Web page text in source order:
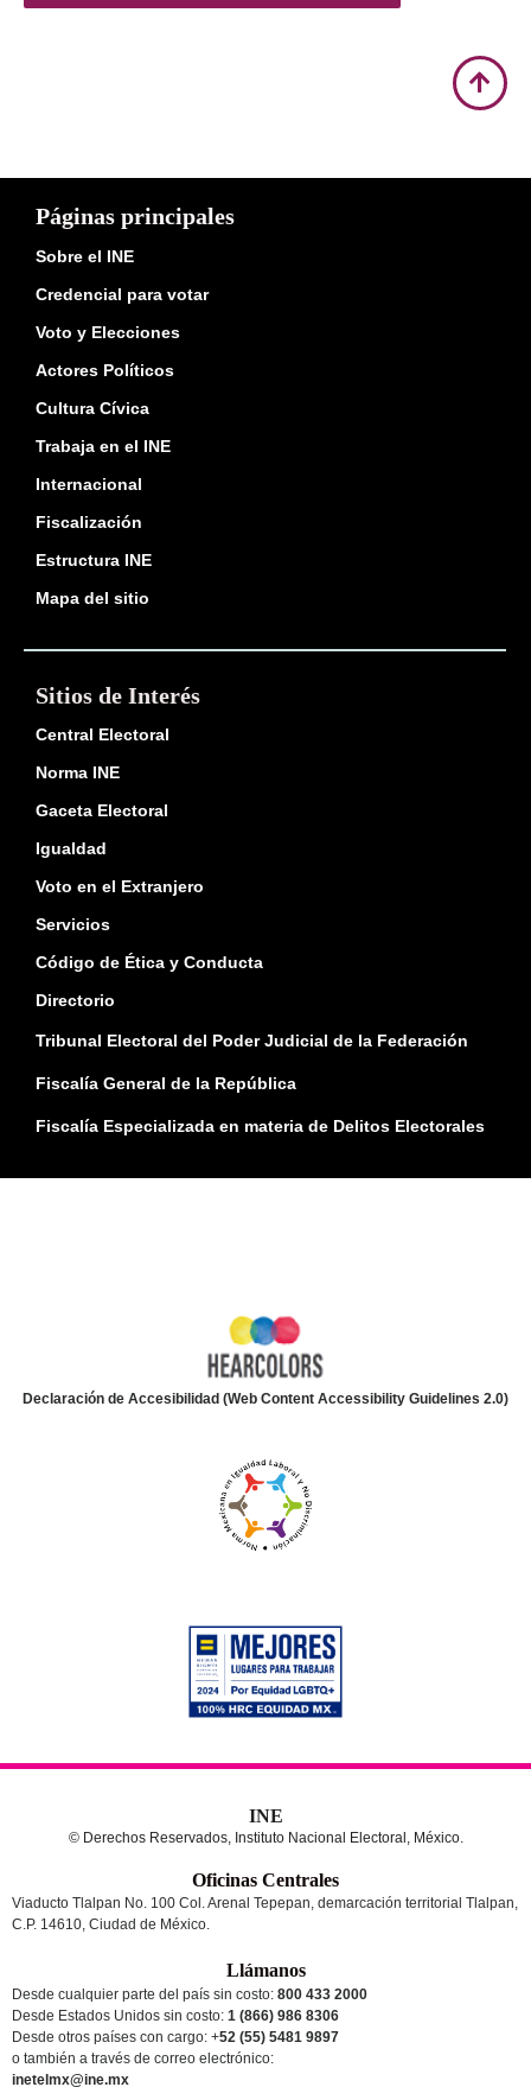
Páginas principales
Sobre el INE
Credencial para votar
Voto y Elecciones
Actores Políticos
Cultura Cívica
Trabaja en el INE
Internacional
Fiscalización
Estructura INE
Mapa del sitio
Sitios de Interés
Central Electoral
Norma INE
Gaceta Electoral
Igualdad
Voto en el Extranjero
Servicios
Código de Ética y Conducta
Directorio
Tribunal Electoral del Poder Judicial de la Federación
Fiscalía General de la República
Fiscalía Especializada en materia de Delitos Electorales
Declaración de Accesibilidad (Web Content Accessibility Guidelines 2.0)
INE
© Derechos Reservados, Instituto Nacional Electoral, México.
Oficinas Centrales
Viaducto Tlalpan No. 100 Col. Arenal Tepepan, demarcación territorial Tlalpan,
C.P. 14610, Ciudad de México.
Llámanos
Desde cualquier parte del país sin costo: 800 433 2000
Desde Estados Unidos sin costo: 1 (866) 986 8306
Desde otros países con cargo: +52 (55) 5481 9897
o también a través de correo electrónico:
inetelmx@ine.mx